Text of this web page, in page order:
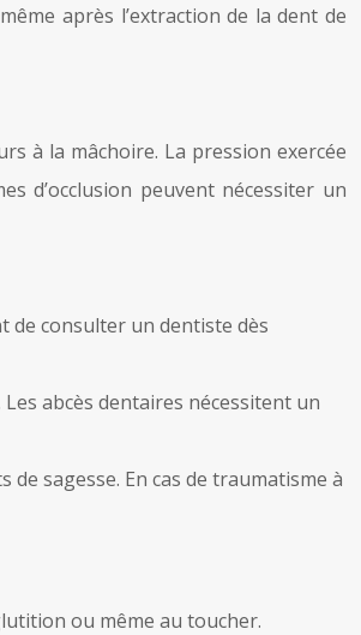
après l’extraction de la dent de
à la mâchoire. La pression exercée
d’occlusion peuvent nécessiter un
de consulter un dentiste dès
abcès dentaires nécessitent un
sagesse. En cas de traumatisme à
ou même au toucher.